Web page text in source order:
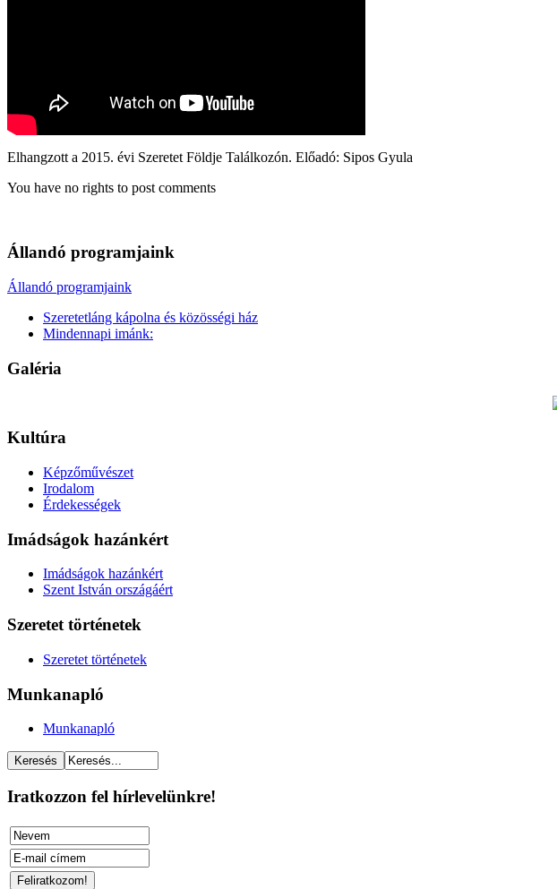
Elhangzott a 2015. évi Szeretet Földje Találkozón. Előadó: Sipos Gyula
You have no rights to post comments
Állandó programjaink
Állandó programjaink
Szeretetláng kápolna és közösségi ház
Mindennapi imánk:
Galéria
Kultúra
Képzőművészet
Irodalom
Érdekességek
Imádságok hazánkért
Imádságok hazánkért
Szent István országáért
Szeretet történetek
Szeretet történetek
Munkanapló
Munkanapló
Iratkozzon fel hírlevelünkre!